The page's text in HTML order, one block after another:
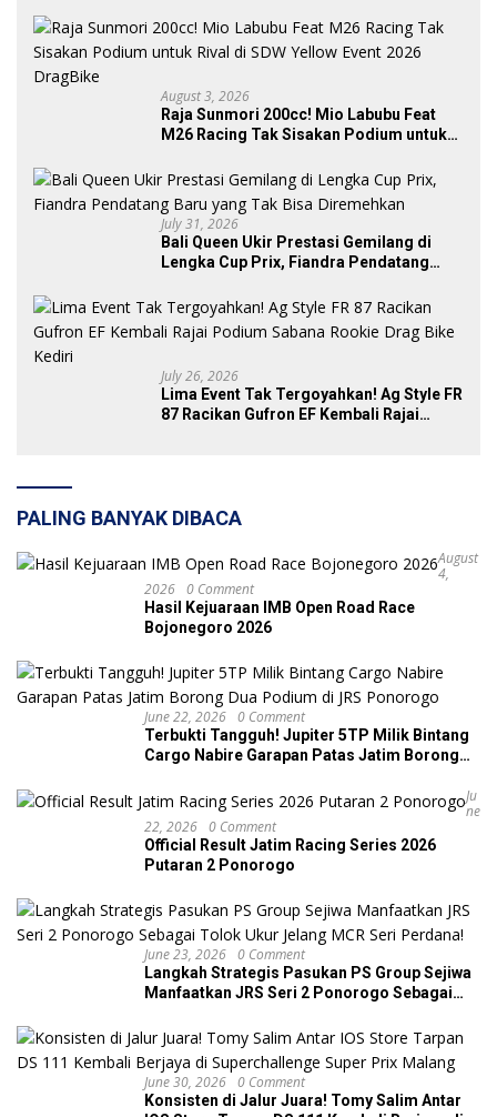
2026
August 3, 2026
Raja Sunmori 200cc! Mio Labubu Feat
M26 Racing Tak Sisakan Podium untuk
July 31, 2026
Bali Queen Ukir Prestasi Gemilang di
Lengka Cup Prix, Fiandra Pendatang
July 26, 2026
Lima Event Tak Tergoyahkan! Ag Style FR
87 Racikan Gufron EF Kembali Rajai
PALING BANYAK DIBACA
August
4,
2026 0 Comment
Hasil Kejuaraan IMB Open Road Race
Bojonegoro 2026
June 22, 2026 0 Comment
Terbukti Tangguh! Jupiter 5TP Milik Bintang
Cargo Nabire Garapan Patas Jatim Borong
Ju
Ne
22, 2026 0 Comment
Official Result Jatim Racing Series 2026
Putaran 2 Ponorogo
June 23, 2026 0 Comment
Langkah Strategis Pasukan PS Group Sejiwa
Manfaatkan JRS Seri 2 Ponorogo Sebagai
June 30, 2026 0 Comment
Konsisten di Jalur Juara! Tomy Salim Antar